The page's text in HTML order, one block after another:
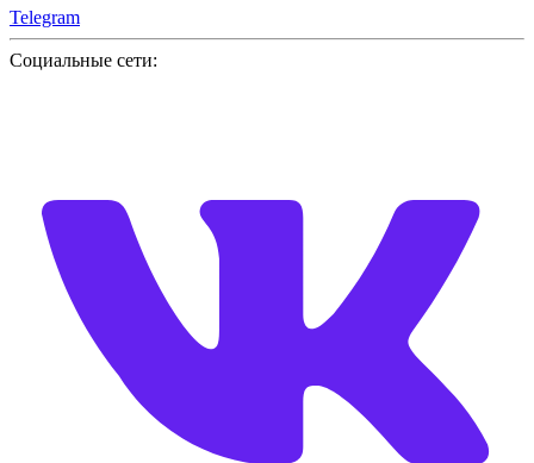
Telegram
Социальные сети: